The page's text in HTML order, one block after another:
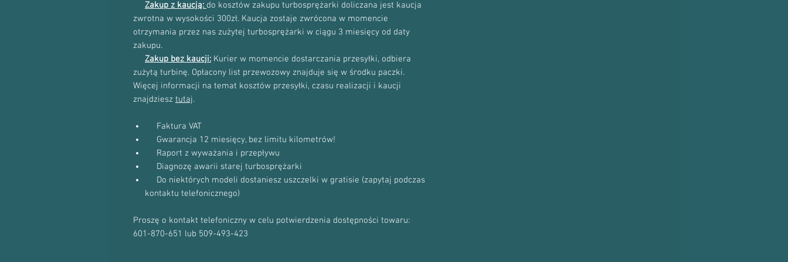
Zakup z kaucją: do kosztów zakupu turbosprężarki doliczana jest kaucja
zwrotna w wysokości 300zł. Kaucja zostaje zwrócona w momencie
otrzymania przez nas zużytej turbosprężarki w ciągu 3 miesięcy od daty
zakupu.
Zakup bez kaucji: Kurier w momencie dostarczania przesyłki, odbiera
zużytą turbinę. Opłacony list przewozowy znajduje się w środku paczki.
Więcej informacji na temat kosztów przesyłki, czasu realizacji i kaucji
znajdziesz tutaj.
Faktura VAT
Gwarancja 12 miesięcy, bez limitu kilometrów!
Raport z wyważania i przepływu
Diagnozę awarii starej turbosprężarki
Do niektórych modeli dostaniesz uszczelki w gratisie (zapytaj podczas
kontaktu telefonicznego)
Proszę o kontakt telefoniczny w celu potwierdzenia dostępności towaru:
601-870-651 lub 509-493-423